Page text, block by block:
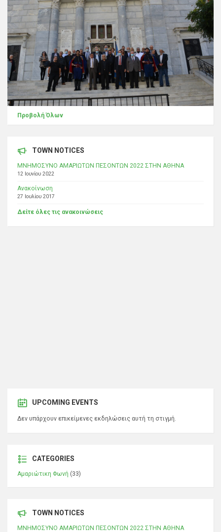
Προβολή Όλων
TOWN NOTICES
ΜΝΗΜΟΣΥΝΟ ΑΜΑΡΙΩΤΩΝ ΠΕΣΟΝΤΩΝ 2022 ΣΤΗΝ ΑΘΗΝΑ
12 Ιουνίου 2022
Ανακοίνωση
27 Ιουλίου 2017
Δείτε όλες τις ανακοινώσεις
UPCOMING EVENTS
Δεν υπάρχουν επικείμενες εκδηλώσεις αυτή τη στιγμή.
CATEGORIES
Αμαριώτικη Φωνή (33)
TOWN NOTICES
ΜΝΗΜΟΣΥΝΟ ΑΜΑΡΙΩΤΩΝ ΠΕΣΟΝΤΩΝ 2022 ΣΤΗΝ ΑΘΗΝΑ